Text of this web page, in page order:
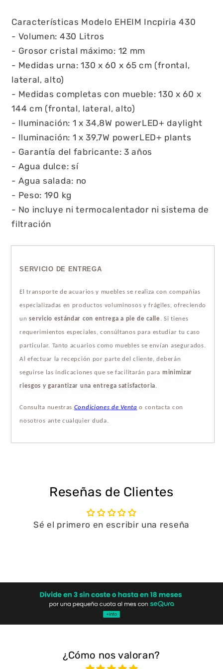
Características Modelo EHEIM Incpiria 430
- Volumen: 430 Litros
- Grosor cristal máximo: 12 mm
- Medidas urna: 130 x 60 x 65 cm (frontal,
lateral, alto)
- Medidas completas con mueble: 130 x 60 x
144 cm (frontal, lateral, alto)
- Iluminación: 1 x 34,8W powerLED+ daylight
- Iluminación: 1 x 39,7W powerLED+ plants
- Garantía del fabricante: 3 años
- Agua dulce: sí
- Agua salada: no
- Peso: 190 kg
- No incluye ni termocalentador ni sistema de
filtración
SERVICIO DE ENTREGA
El transporte de acuarios y muebles se realiza con compañías
especializadas en productos voluminosos y frágiles, ofreciendo
unservicio estándar con entrega a pie de calle . Si tienes
requerimientos especiales, consúltanos para estudiar tu caso
particular. Tanto acuarios como muebles se envían asegurados.
Al efectuar la recepción por parte del cliente, deberán
seguirse las indicaciones que se facilitarán para minimizar
riesgos y garantizar una entrega satisfactoria.
Consulta nuestras Condiciones de Venta o contacta con
nosotros ante cualquier duda.
Reseñas de Clientes
Sé el primero en escribir una reseña
¿Cómo nos valoran?